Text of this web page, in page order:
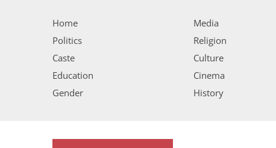
Home
Politics
Caste
Education
Gender
Media
Religion
Culture
Cinema
History